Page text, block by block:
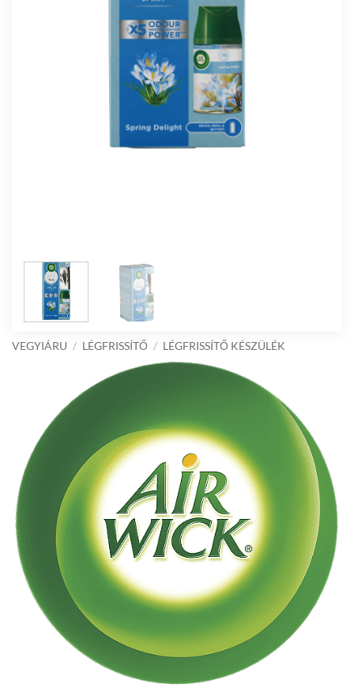
VEGYIÁRU / LÉGFRISSÍTŐ / LÉGFRISSÍTŐ KÉSZÜLÉK